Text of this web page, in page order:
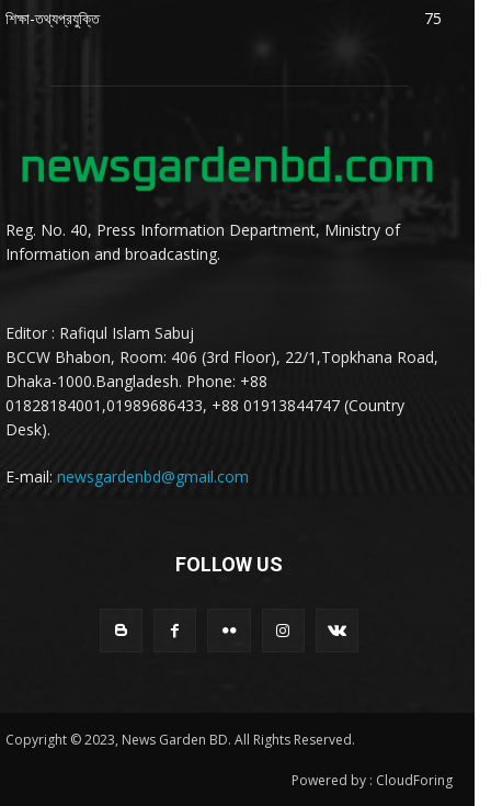
শিক্ষা-তথ্যপ্রযুক্তি
75
Reg. No. 40, Press Information Department, Ministry of
Information and broadcasting.
Editor : Rafiqul Islam Sabuj
BCCW Bhabon, Room: 406 (3rd Floor), 22/1,Topkhana Road,
Dhaka-1000.Bangladesh. Phone: +88
01828184001,01989686433, +88 01913844747 (Country
Desk).
E-mail: newsgardenbd@gmail.com
FOLLOW US
Copyright © 2023, News Garden BD. All Rights Reserved.
Powered by : CloudForing